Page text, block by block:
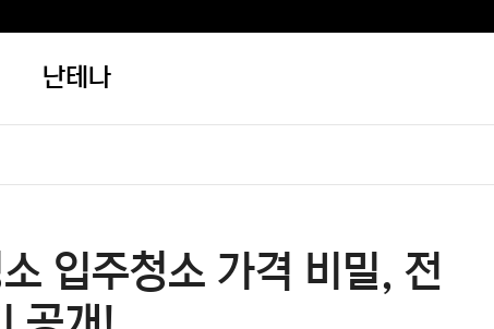
난테나
입주청소 가격 비밀, 전